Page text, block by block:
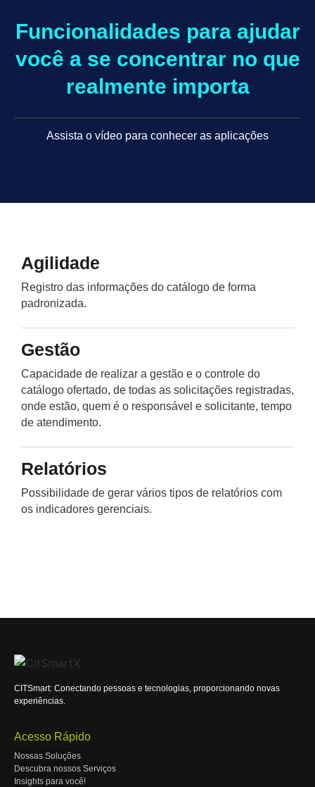
Funcionalidades para ajudar
você a se concentrar no que
realmente importa
Assista o vídeo para conhecer as aplicações
Agilidade
Registro das informações do catálogo de forma
padronizada.
Gestão
Capacidade de realizar a gestão e o controle do
catálogo ofertado, de todas as solicitações registradas,
onde estão, quem é o responsável e solicitante, tempo
de atendimento.
Relatórios
Possibilidade de gerar vários tipos de relatórios com
os indicadores gerenciais.
CITSmart: Conectando pessoas e tecnologias, proporcionando novas
experiências.
Acesso Rápido
Nossas Soluções
Descubra nossos Serviços
Insights para você!